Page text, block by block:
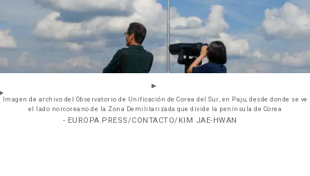
Imagen de archivo del Observatorio de Unificación de Corea del Sur, en Paju, desde donde se ve
el lado norcoreano de la Zona Demilitarizada que divide la península de Corea
- EUROPA PRESS/CONTACTO/KIM JAE-HWAN